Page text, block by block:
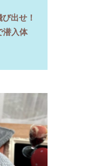
出せ！
入体